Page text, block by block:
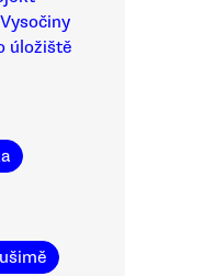
úložiště